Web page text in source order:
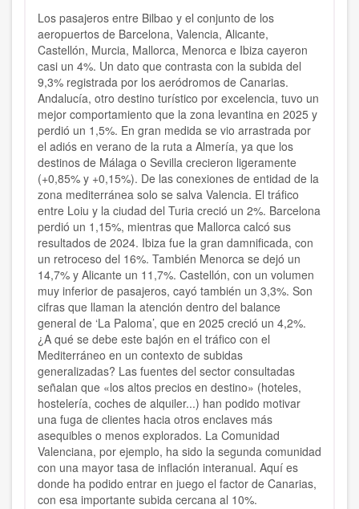
Los pasajeros entre Bilbao y el conjunto de los
aeropuertos de Barcelona, Valencia, Alicante,
Castellón, Murcia, Mallorca, Menorca e Ibiza cayeron
casi un 4%. Un dato que contrasta con la subida del
9,3% registrada por los aeródromos de Canarias.
Andalucía, otro destino turístico por excelencia, tuvo un
mejor comportamiento que la zona levantina en 2025 y
perdió un 1,5%. En gran medida se vio arrastrada por
el adiós en verano de la ruta a Almería, ya que los
destinos de Málaga o Sevilla crecieron ligeramente
(+0,85% y +0,15%). De las conexiones de entidad de la
zona mediterránea solo se salva Valencia. El tráfico
entre Loiu y la ciudad del Turia creció un 2%. Barcelona
perdió un 1,15%, mientras que Mallorca calcó sus
resultados de 2024. Ibiza fue la gran damnificada, con
un retroceso del 16%. También Menorca se dejó un
14,7% y Alicante un 11,7%. Castellón, con un volumen
muy inferior de pasajeros, cayó también un 3,3%. Son
cifras que llaman la atención dentro del balance
general de ‘La Paloma’, que en 2025 creció un 4,2%.
¿A qué se debe este bajón en el tráfico con el
Mediterráneo en un contexto de subidas
generalizadas? Las fuentes del sector consultadas
señalan que «los altos precios en destino» (hoteles,
hostelería, coches de alquiler...) han podido motivar
una fuga de clientes hacia otros enclaves más
asequibles o menos explorados. La Comunidad
Valenciana, por ejemplo, ha sido la segunda comunidad
con una mayor tasa de inflación interanual. Aquí es
donde ha podido entrar en juego el factor de Canarias,
con esa importante subida cercana al 10%.